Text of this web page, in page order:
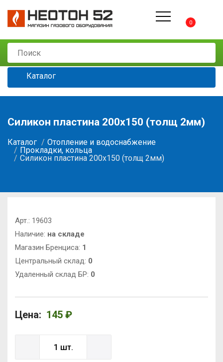
0
Каталог
Силикон пластина 200х150 (толщ 2мм)
Каталог
Отопление и водоснабжение
Прокладки, кольца
Силикон пластина 200х150 (толщ 2мм)
Арт.: 19603
Наличие: на складе
Магазин Бренциса: 1
Центральный склад: 0
Удаленный склад БР: 0
Цена: 145 ₽